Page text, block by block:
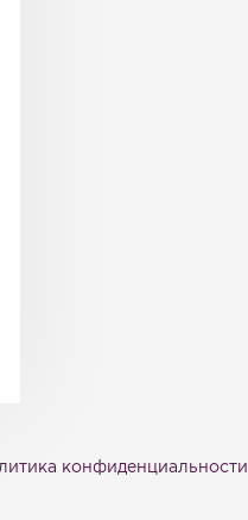
конфиденциальности